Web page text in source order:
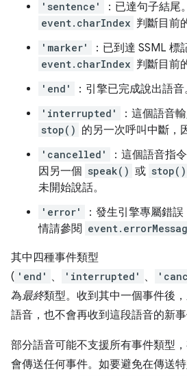
'sentence' ：已達句子結尾
event.charIndex 判斷目前
'marker' ：已到達 SSML 標
event.charIndex 判斷目前
'end' ：引擎已完成說出語音
'interrupted' ：這個語音
stop() 的另一次呼叫中斷，
'cancelled'
：這個語音指
因另一個 speak() 或 stop()
未開始說話。
'error'
：發生引擎專屬錯
情請參閱
其中四種事件類型
( 'end' 、 'interrupted' 、
為最終類型。收到其中一個事件後
語音，也不會再收到這段語音的新事
部分語音可能不支援所有事件類型
會傳送任何事件。如要避免在傳送